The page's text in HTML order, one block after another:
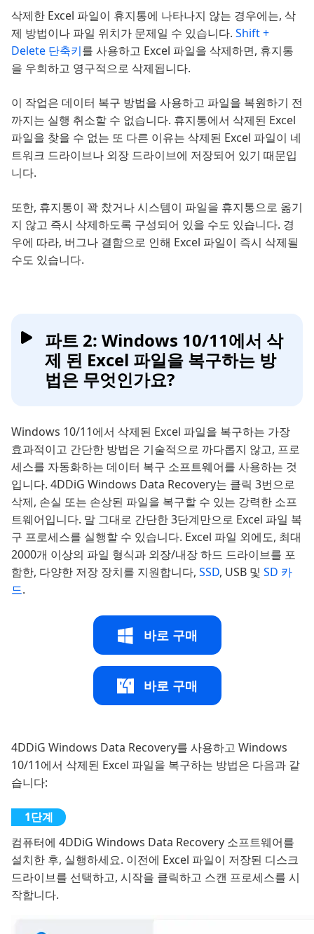
삭제한 Excel 파일이 휴지통에 나타나지 않는 경우에는, 삭
제 방법이나 파일 위치가 문제일 수 있습니다. Shift +
Delete 단축키를 사용하고 Excel 파일을 삭제하면, 휴지통
을 우회하고 영구적으로 삭제됩니다.
이 작업은 데이터 복구 방법을 사용하고 파일을 복원하기 전
까지는 실행 취소할 수 없습니다. 휴지통에서 삭제된 Excel
파일을 찾을 수 없는 또 다른 이유는 삭제된 Excel 파일이 네
트워크 드라이브나 외장 드라이브에 저장되어 있기 때문입
니다.
또한, 휴지통이 꽉 찼거나 시스템이 파일을 휴지통으로 옮기
지 않고 즉시 삭제하도록 구성되어 있을 수도 있습니다. 경
우에 따라, 버그나 결함으로 인해 Excel 파일이 즉시 삭제될
수도 있습니다.
파트 2: Windows 10/11에서 삭
제 된 Excel 파일을 복구하는 방
법은 무엇인가요?
Windows 10/11에서 삭제된 Excel 파일을 복구하는 가장
효과적이고 간단한 방법은 기술적으로 까다롭지 않고, 프로
세스를 자동화하는 데이터 복구 소프트웨어를 사용하는 것
입니다. 4DDiG Windows Data Recovery는 클릭 3번으로
삭제, 손실 또는 손상된 파일을 복구할 수 있는 강력한 소프
트웨어입니다. 말 그대로 간단한 3단계만으로 Excel 파일 복
구 프로세스를 실행할 수 있습니다. Excel 파일 외에도, 최대
2000개 이상의 파일 형식과 외장/내장 하드 드라이브를 포
함한, 다양한 저장 장치를 지원합니다, SSD, USB 및 SD 카
드.
바로 구매
바로 구매
4DDiG Windows Data Recovery를 사용하고 Windows
10/11에서 삭제된 Excel 파일을 복구하는 방법은 다음과 같
습니다:
컴퓨터에 4DDiG Windows Data Recovery 소프트웨어를
설치한 후, 실행하세요. 이전에 Excel 파일이 저장된 디스크
드라이브를 선택하고, 시작을 클릭하고 스캔 프로세스를 시
작합니다.